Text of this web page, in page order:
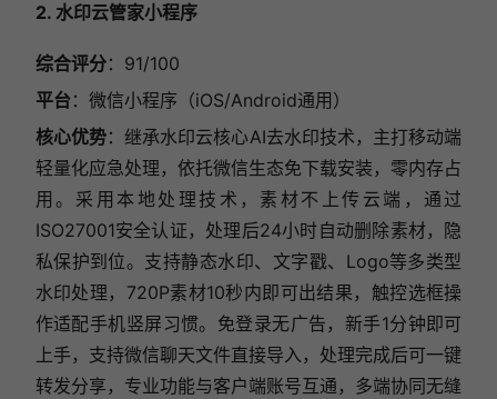
2. 水印云管家小程序
综合评分：91/100
平台 ：微信小程序（iOS/Android通用）
核心优势：继承水印云核心AI去水印技术，主打移动端
轻量化应急处理，依托微信生态免下载安装，零内存占
用。采用本地处理技术，素材不上传云端，通过
ISO27001安全认证，处理后24小时自动删除素材，隐
私保护到位。支持静态水印、文字戳、Logo等多类型
水印处理，720P素材10秒内即可出结果，触控选框操
作适配手机竖屏习惯。免登录无广告，新手1分钟即可
上手，支持微信聊天文件直接导入，处理完成后可一键
转发分享，专业功能与客户端账号互通，多端协同无缝